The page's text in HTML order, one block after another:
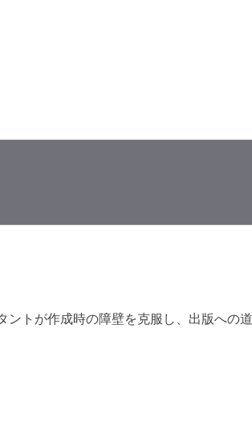
トが作成時の障壁を克服し、出版への道